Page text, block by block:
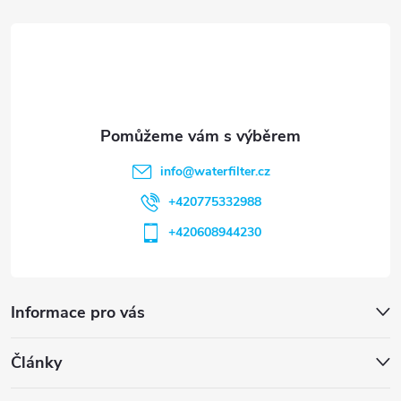
Informace pro vás
Články
info@waterfilter.cz
+420775332988
+420608944230